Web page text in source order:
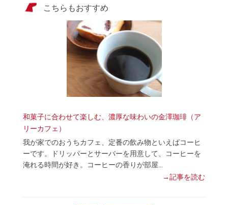
こちらもおすすめ
和菓子に合わせて楽しむ、濃厚な味わいの金澤珈琲（ア
リーカフェ）
我が家でのおうちカフェ、定番の飲み物といえばコーヒ
ーです。ドリッパーとサーバーを用意して、コーヒーを
淹れる時間が好き。コーヒーの香りが部屋…
→記事を読む